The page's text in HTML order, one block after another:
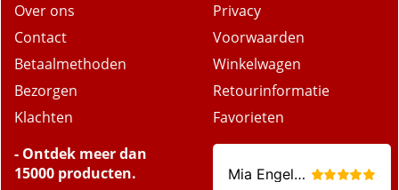
Over ons
Contact
Betaalmethoden
Bezorgen
Klachten
Privacy
Voorwaarden
Winkelwagen
Retourinformatie
Favorieten
- Ontdek meer dan
15000 producten.